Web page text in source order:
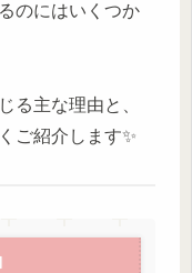
のにはいくつか
る主な理由と、
ご紹介します✨